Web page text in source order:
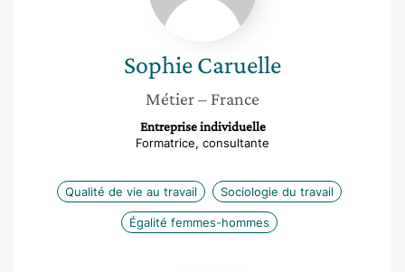
SophieCaruelle
Métier– France
Entreprise individuelle
Formatrice, consultante
Qualité de vie au travail Sociologie du travail
Égalité femmes-hommes